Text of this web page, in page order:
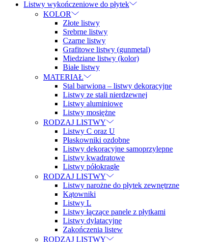
Listwy wykończeniowe do płytek
KOLOR
Złote listwy
Srebrne listwy
Czarne listwy
Grafitowe listwy (gunmetal)
Miedziane listwy (kolor)
Białe listwy
MATERIAŁ
Stal barwiona – listwy dekoracyjne
Listwy ze stali nierdzewnej
Listwy aluminiowe
Listwy mosiężne
RODZAJ LISTWY
Listwy C oraz U
Płaskowniki ozdobne
Listwy dekoracyjne samoprzylepne
Listwy kwadratowe
Listwy półokrągłe
RODZAJ LISTWY
Listwy narożne do płytek zewnętrzne
Kątowniki
Listwy L
Listwy łączące panele z płytkami
Listwy dylatacyjne
Zakończenia listew
RODZAJ LISTWY